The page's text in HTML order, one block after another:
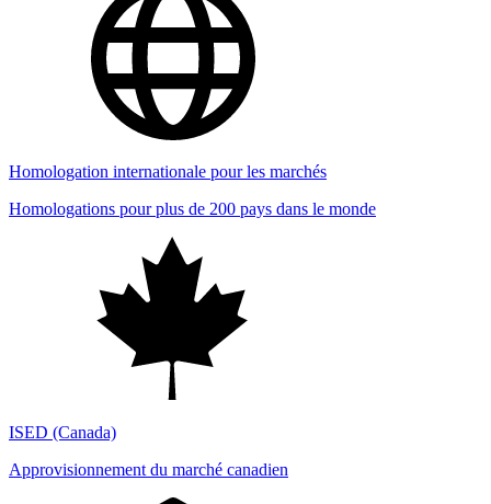
Homologation internationale pour les marchés
Homologations pour plus de 200 pays dans le monde
ISED (Canada)
Approvisionnement du marché canadien